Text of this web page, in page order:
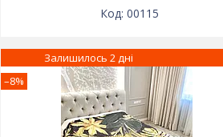
00115
–8%
Залишилось 2 дні